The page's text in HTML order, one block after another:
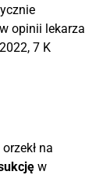
opinii lekarza
7 K
na
w